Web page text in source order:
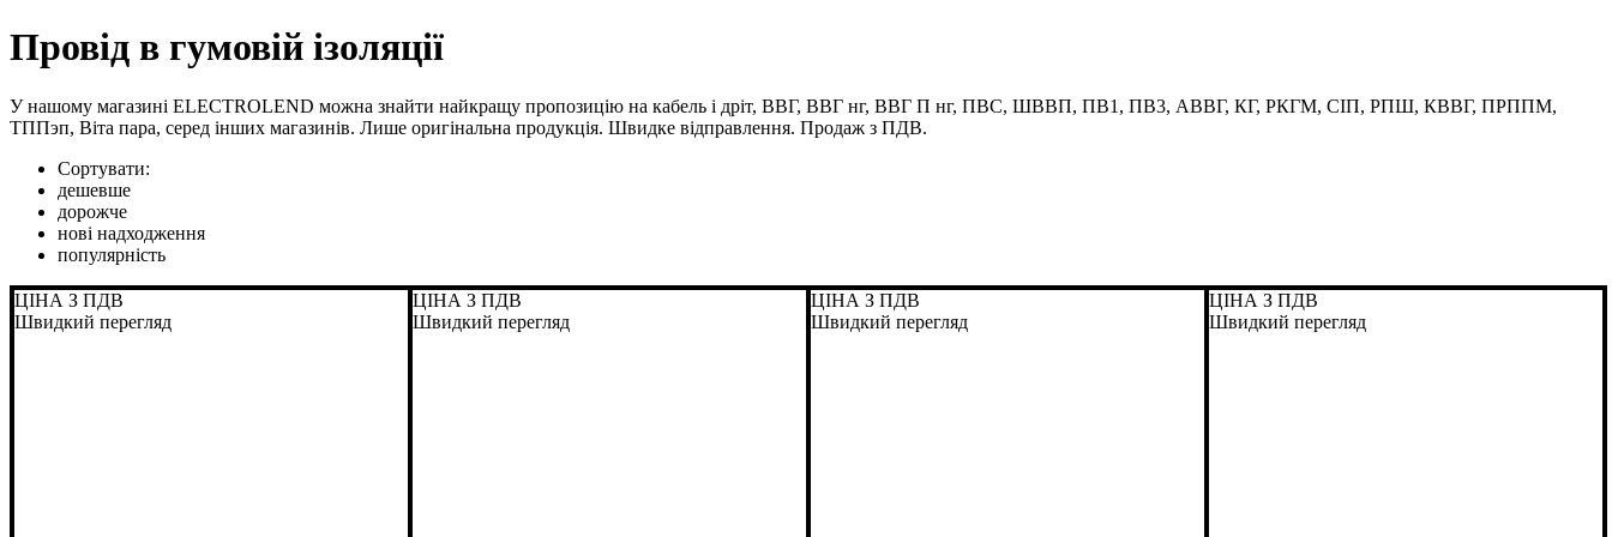
Провід в гумовій ізоляції
У нашому магазині ELECTROLEND можна знайти найкращу пропозицію на кабель і дріт, ВВГ, ВВГ нг, ВВГ П нг, ПВС, ШВВП, ПВ1, ПВ3, АВВГ, КГ, РКГМ, СІП, РПШ, КВВГ, ПРППМ,
ТППэп, Віта пара, серед інших магазинів. Лише оригінальна продукція. Швидке відправлення. Продаж з ПДВ.
Сортувати:
дешевше
дорожче
нові надходження
популярність
ЦІНА З ПДВ
Швидкий перегляд
ЦІНА З ПДВ
Швидкий перегляд
ЦІНА З ПДВ
Швидкий перегляд
ЦІНА З ПДВ
Швидкий перегляд